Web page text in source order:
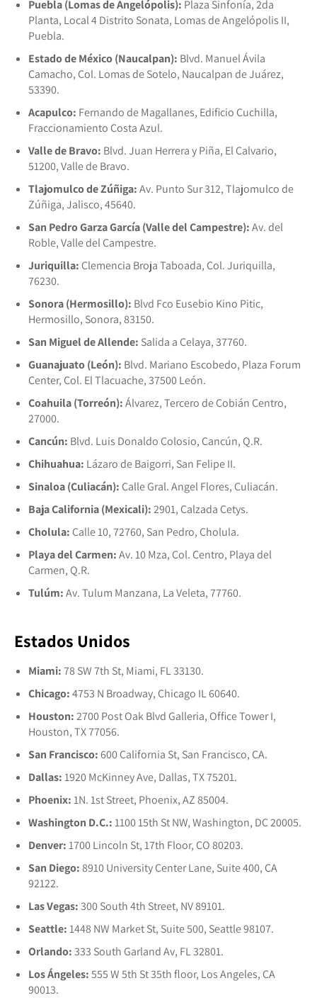
Puebla (Lomas de Angelópolis): Plaza Sinfonía, 2da
Planta, Local 4 Distrito Sonata, Lomas de Angelópolis II,
Puebla.
Estado de México (Naucalpan): Blvd. Manuel Ávila
Camacho, Col. Lomas de Sotelo, Naucalpan de Juárez,
53390.
Acapulco: Fernando de Magallanes, Edificio Cuchilla,
Fraccionamiento Costa Azul.
Valle de Bravo: Blvd. Juan Herrera y Piña, El Calvario,
51200, Valle de Bravo.
Tlajomulco de Zúñiga:Av. Punto Sur 312, Tlajomulco de
Zúñiga, Jalisco, 45640.
San Pedro Garza García (Valle del Campestre):Av. del
Roble, Valle del Campestre.
Juriquilla: Clemencia Broja Taboada, Col. Juriquilla,
76230.
Sonora (Hermosillo): Blvd Fco Eusebio Kino Pitic,
Hermosillo, Sonora, 83150.
San Miguel de Allende: Salida a Celaya, 37760.
Guanajuato (León): Blvd. Mariano Escobedo, Plaza Forum
Center, Col. El Tlacuache, 37500 León.
Coahuila (Torreón):Álvarez, Tercero de Cobián Centro,
27000.
Cancún: Blvd. Luis Donaldo Colosio, Cancún, Q.R.
Chihuahua: Lázaro de Baigorri, San Felipe II.
Sinaloa (Culiacán): Calle Gral. Angel Flores, Culiacán.
Baja California (Mexicali):2901, Calzada Cetys.
Cholula: Calle 10, 72760, San Pedro, Cholula.
Playa del Carmen:Av. 10 Mza, Col. Centro, Playa del
Carmen, Q.R.
Tulúm:Av. Tulum Manzana, La Veleta, 77760.
Estados Unidos
Miami:78 SW 7th St, Miami, FL 33130.
Chicago:4753 N Broadway, Chicago IL 60640.
Houston:2700 Post Oak Blvd Galleria, Office Tower I,
Houston, TX 77056.
San Francisco:600 California St, San Francisco, CA.
Dallas:1920 McKinney Ave, Dallas, TX 75201.
Phoenix:1N. 1st Street, Phoenix, AZ 85004.
Washington D.C.:1100 15th St NW, Washington, DC 20005.
Denver:1700 Lincoln St, 17th Floor, CO 80203.
San Diego:8910 University Center Lane, Suite 400, CA
92122.
Las Vegas:300 South 4th Street, NV 89101.
Seattle:1448 NW Market St, Suite 500, Seattle 98107.
Orlando:333 South Garland Av, FL 32801.
Los Ángeles:555 W 5th St 35th floor, Los Angeles, CA
90013.